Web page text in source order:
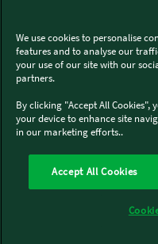
Vorwerk Italia s.a.s. di
C.F. e P.Iva
Licenza dati ai sensi del
Condizioni Generali di Vendita
Segnalazioni (whistleblowing)
We use cookies to personalise
features and to analyse our
your use of our site with our
partners.
By clicking "Accept All Cookies",
your device to enhance site
in our marketing efforts..
Accept All Cookies